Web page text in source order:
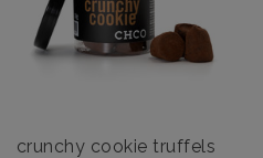
crunchy cookie truffels